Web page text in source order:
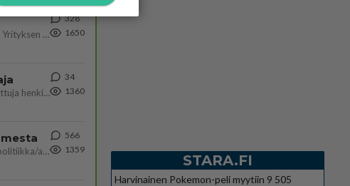
https://www.iltalehti.fi/viihdeuutiset/a/c46da6ab-340f-4790-aaa7-0865eed2336 Yrityksen konkurssihakemus on tullut kärä
328
1650
Martina Aitolehti on seurattu julkisuuden henkilö. Lähipiiriin mahtuu muitakin tunnettuja henkilöitä. Tiesitkö, että Ma
34
1360
Näin tekisi ainakin Rydman seuratessaan idolinsa Trumpin mallia https://www.is.fi/politiikka/art-2000012187244.html
566
1359
STARA.FI
Harvinainen Pokemon-peli myytiin 9 505